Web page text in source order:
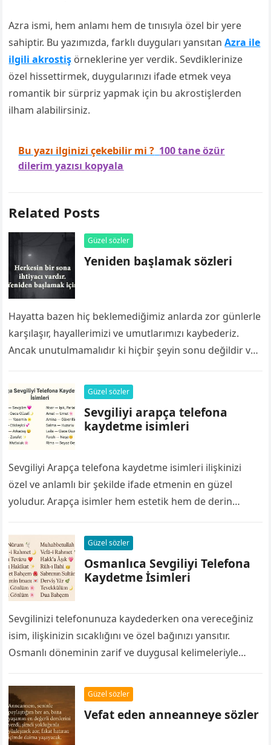
Azra ismi, hem anlamı hem de tınısıyla özel bir yere
sahiptir. Bu yazımızda, farklı duyguları yansıtanAzra ile
ilgili akrostiş örneklerine yer verdik. Sevdiklerinize
özel hissettirmek, duygularınızı ifade etmek veya
romantik bir sürpriz yapmak için bu akrostişlerden
ilham alabilirsiniz.
Bu yazı ilginizi çekebilir mi ? 100 tane özür
dilerim yazısı kopyala
Related Posts
Güzel sözler
Yeniden başlamak sözleri
Hayatta bazen hiç beklemediğimiz anlarda zor günlerle
karşılaşır, hayallerimizi ve umutlarımızı kaybederiz.
Ancak unutulmamalıdır ki hiçbir şeyin sonu değildir ve
Güzel sözler
Sevgiliyi arapça telefona
kaydetme isimleri
Sevgiliyi Arapça telefona kaydetme isimleri ilişkinizi
özel ve anlamlı bir şekilde ifade etmenin en güzel
yoludur. Arapça isimler hem estetik hem de derin
Güzel sözler
Osmanlıca Sevgiliyi Telefona
Kaydetme İsimleri
Sevgilinizi telefonunuza kaydederken ona vereceğiniz
isim, ilişkinizin sıcaklığını ve özel bağınızı yansıtır.
Osmanlı döneminin zarif ve duygusal kelimeleriyle
isimleri aşkınıza romantik ve anlamlı…
Güzel sözler
Vefat eden anneanneye sözler